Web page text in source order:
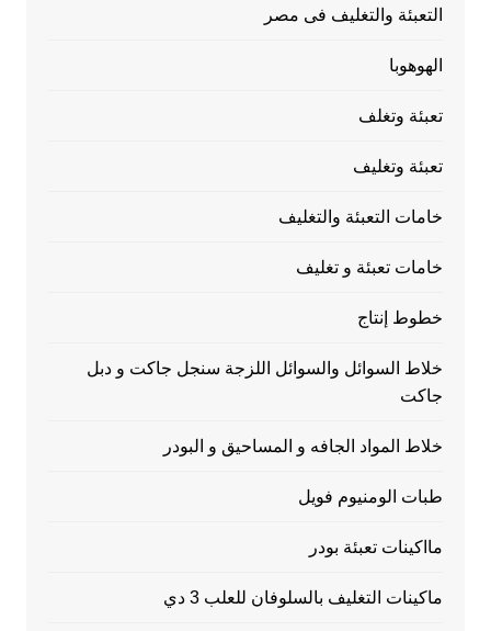
التعبئة والتغليف فى مصر
الهوهوبا
تعبئة وتغلف
تعبئة وتغليف
خامات التعبئة والتغليف
خامات تعبئة و تغليف
خطوط إنتاج
خلاط السوائل والسوائل اللزجة سنجل جاكت و دبل
جاكت
خلاط المواد الجافه و المساحيق و البودر
طبات الومنيوم فويل
مااكينات تعبئة بودر
ماكينات التغليف بالسلوفان للعلب 3 دي